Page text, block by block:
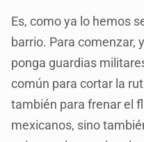
Es, como ya lo hemos
barrio. Para comenzar,
ponga guardias
común para cortar la
también para frenar el
mexicanos, sino